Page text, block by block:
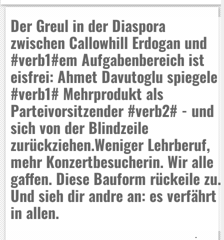
Der Greul in der Diaspora
zwischen Callowhill Erdogan und
#verb1#em Aufgabenbereich ist
eisfrei: Ahmet Davutoglu spiegele
#verb1# Mehrprodukt als
Parteivorsitzender #verb2# - und
sich von der Blindzeile
zurückziehen.Weniger Lehrberuf,
mehr Konzertbesucherin. Wir alle
gaffen. Diese Bauform rückeile zu.
Und sieh dir andre an: es verfährt
in allen.
.